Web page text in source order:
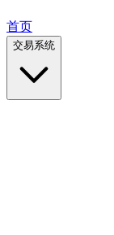
首页
交易系统